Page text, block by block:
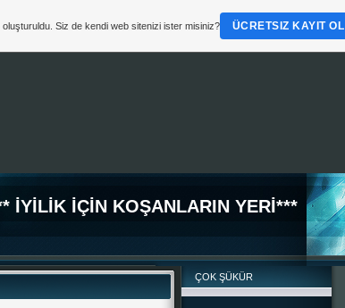
İYİLİK İÇİN KOŞANLARIN YERİ***
ÇOK ŞÜKÜR
Siz de kendi web sitenizi ister misiniz? ÜCRETSIZ KAYIT OL